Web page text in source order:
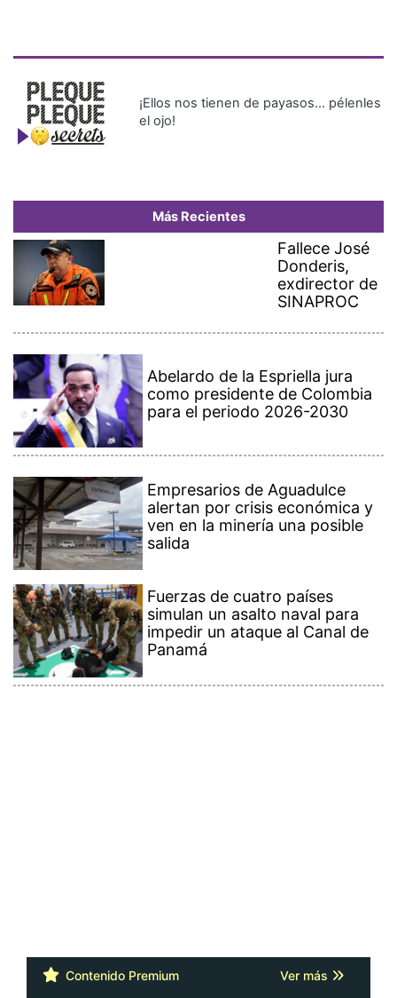
¡Ellos nos tienen de payasos… pélenles
el ojo!
Más Recientes
Fallece José
Donderis,
exdirector de
SINAPROC
Abelardo de la Espriella jura
como presidente de Colombia
para el periodo 2026-2030
Empresarios de Aguadulce
alertan por crisis económica y
ven en la minería una posible
salida
Fuerzas de cuatro países
simulan un asalto naval para
impedir un ataque al Canal de
Panamá
Contenido Premium Ver más